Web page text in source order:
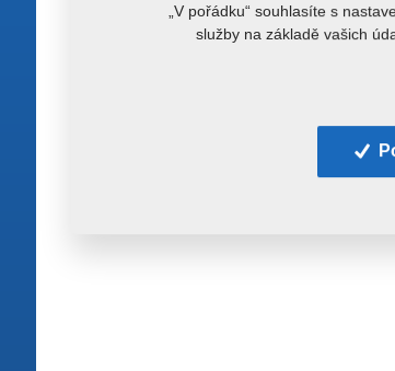
„V pořádku“ souhlasíte s
služby na základě vašich